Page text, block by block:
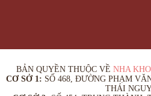
BẢN QUYỀN THUỘC VỀNHA
CƠ SỞ 1: SỐ 468, ĐƯỜNG PHẠM
THÁI